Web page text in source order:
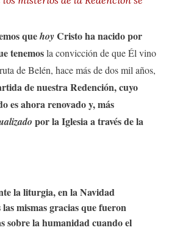
quehoyCristo ha nacido por
tenemosla convicción de que Él vino
de Belén, hace más de dos mil años,
de nuestra Redención, cuyo
es ahora renovado y, más
por la Iglesia a través de la
la liturgia, en la Navidad
mismas gracias que fueron
sobre la humanidad cuando el